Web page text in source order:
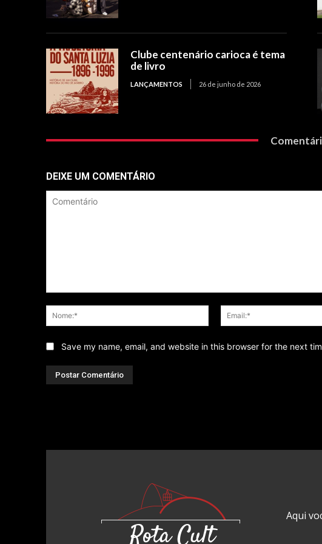
Clube centenário carioca é tema
de livro
LANÇAMENTOS 26 de junho de 2026
DEIXE UM COMENTÁRIO
Nome:*
Save my name, email, and website in this browser for the next
Aqui